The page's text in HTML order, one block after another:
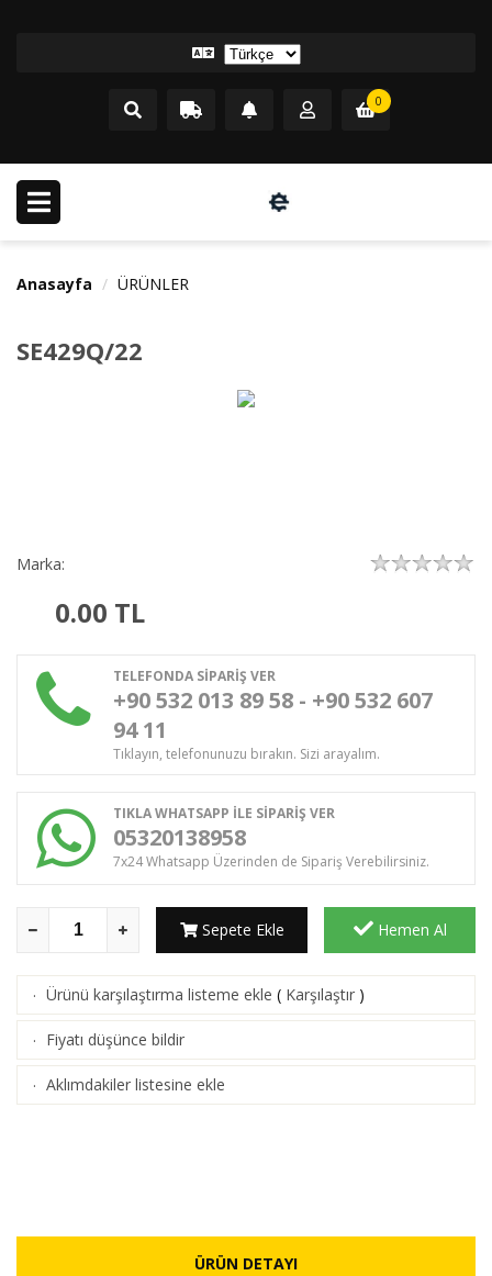
0
Anasayfa ÜRÜNLER
SE429Q/22
Marka:
0.00 TL
TELEFONDA SİPARİŞ VER
+90 532 013 89 58 - +90 532 607
94 11
Tıklayın, telefonunuzu bırakın. Sizi arayalım.
TIKLA WHATSAPP İLE SİPARİŞ VER
05320138958
7x24 Whatsapp Üzerinden de Sipariş Verebilirsiniz.
Sepete Ekle Hemen Al
· Ürünü karşılaştırma listeme ekle ( Karşılaştır )
· Fiyatı düşünce bildir
· Aklımdakiler listesine ekle
ÜRÜN DETAYI